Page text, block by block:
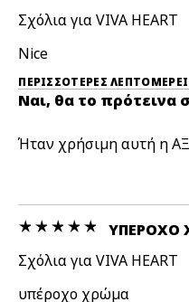
Σχόλια για VIVA HEART
Nice
ΠΕΡΙΣΣΌΤΕΡΕΣ
Ναι, θα το πρότεινα
Ήταν χρήσιμη αυτή η
ΥΠΈΡΟΧΟ
Σχόλια για VIVA HEART
υπέροχο χρώμα